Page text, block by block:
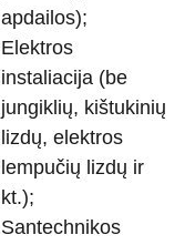
apdailos);
Elektros
instaliacija (be
jungiklių, kištukinių
lizdų, elektros
lempučių lizdų ir
kt.);
Santechnikos